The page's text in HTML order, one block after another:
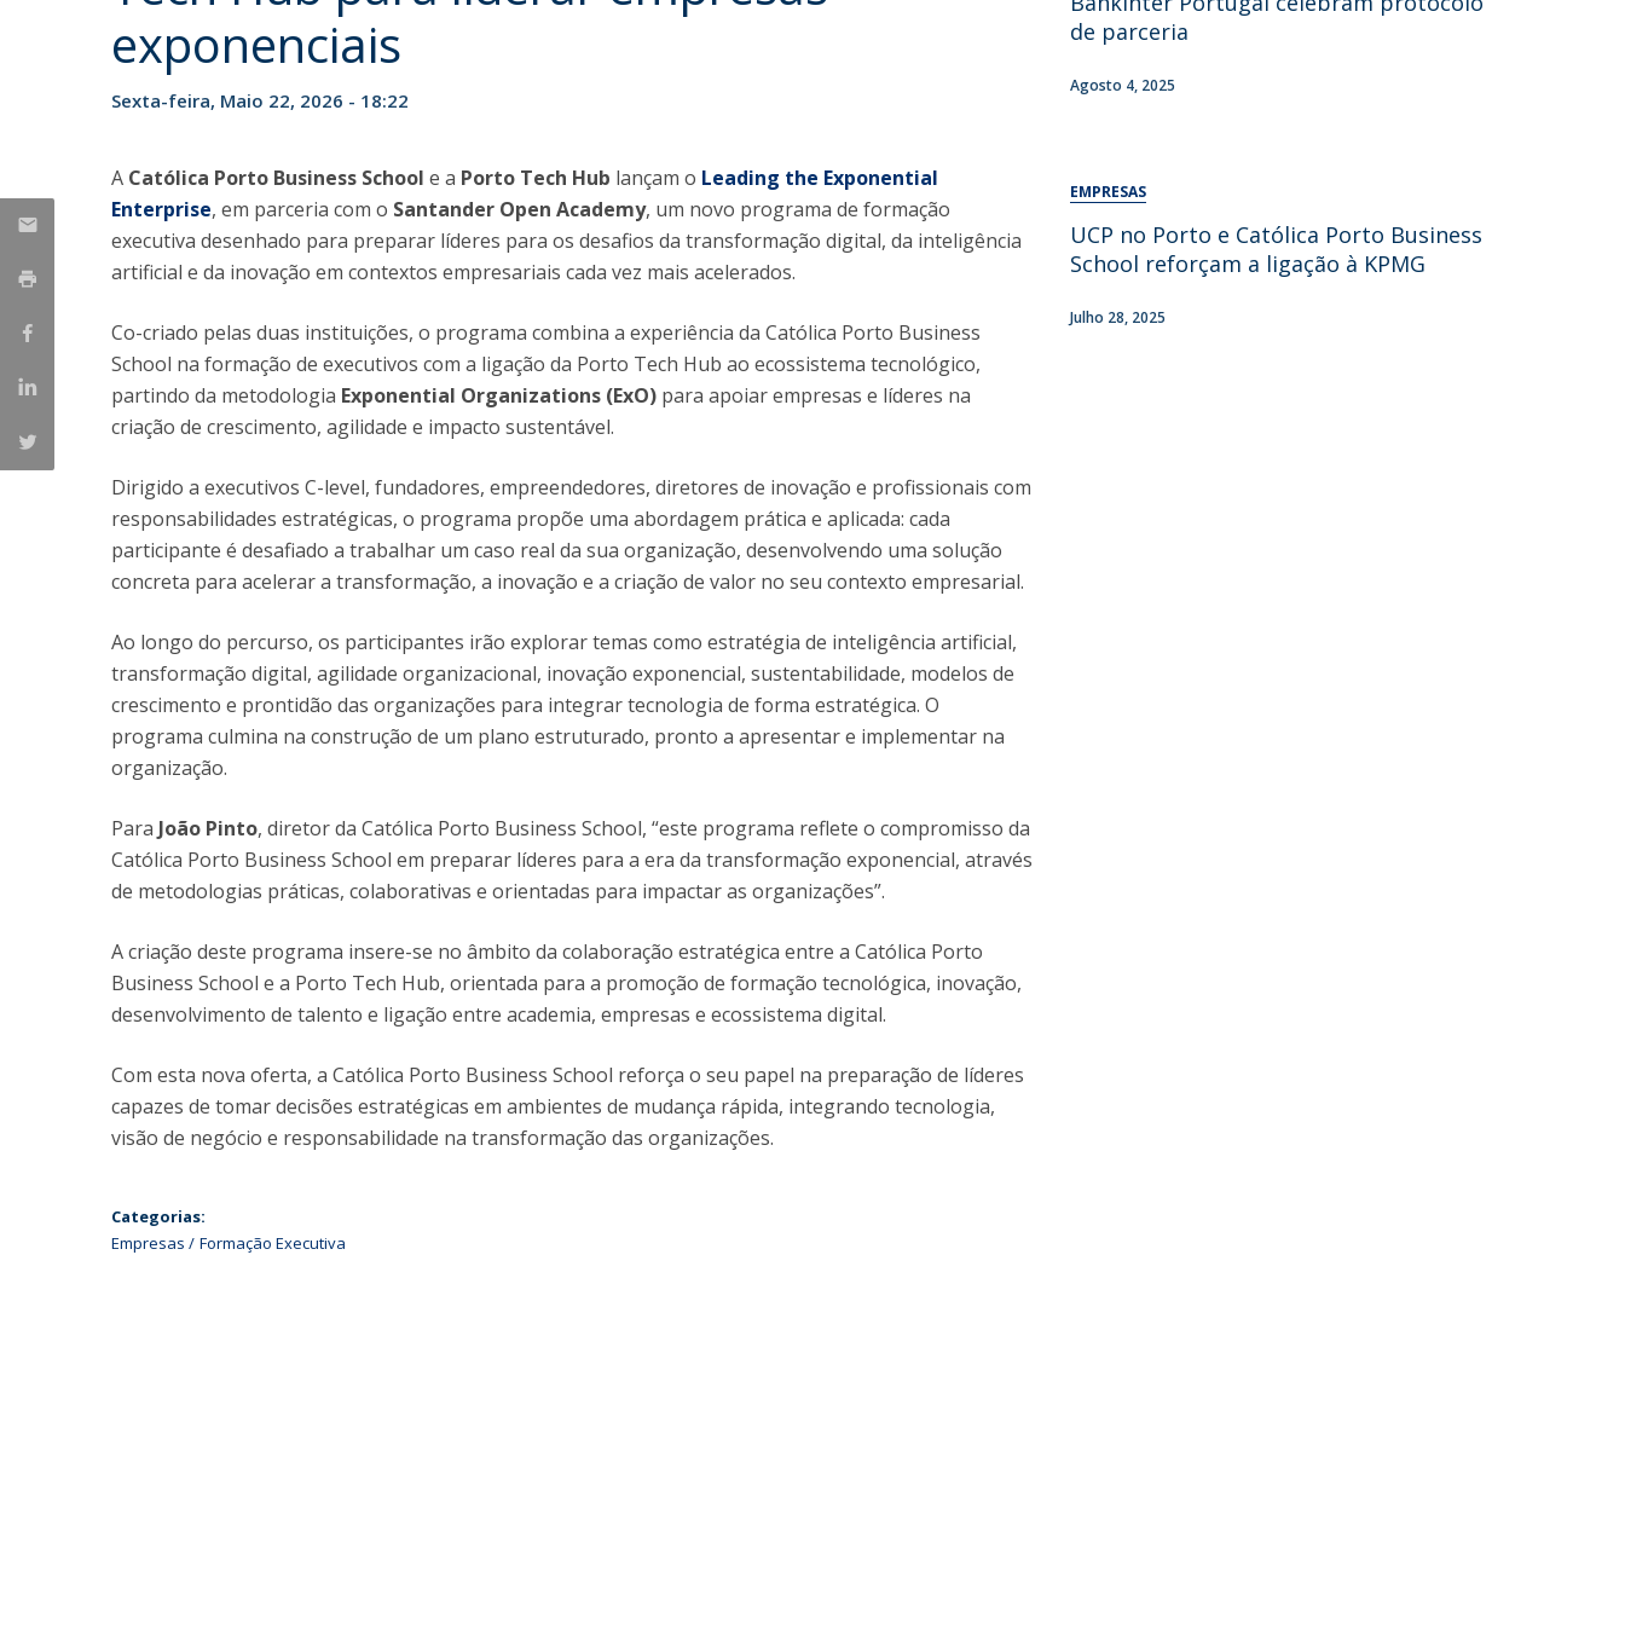
Master in Marketing
Doutoramento em Gestão
Iniciativas UCP
exponenciais
Sexta-feira, Maio 22, 2026 - 18:22
A Católica Porto Business School e a Porto Tech Hub lançam o Leading the Exponential
Enterprise, em parceria com o Santander Open Academy, um novo programa de formação
executiva desenhado para preparar líderes para os desafios da transformação digital, da inteligência
artificial e da inovação em contextos empresariais cada vez mais acelerados.
Co-criado pelas duas instituições, o programa combina a experiência da Católica Porto Business
School na formação de executivos com a ligação da Porto Tech Hub ao ecossistema tecnológico,
partindo da metodologia Exponential Organizations (ExO) para apoiar empresas e líderes na
criação de crescimento, agilidade e impacto sustentável.
Dirigido a executivos C-level, fundadores, empreendedores, diretores de inovação e profissionais com
responsabilidades estratégicas, o programa propõe uma abordagem prática e aplicada: cada
participante é desafiado a trabalhar um caso real da sua organização, desenvolvendo uma solução
concreta para acelerar a transformação, a inovação e a criação de valor no seu contexto empresarial.
Ao longo do percurso, os participantes irão explorar temas como estratégia de inteligência artificial,
transformação digital, agilidade organizacional, inovação exponencial, sustentabilidade, modelos de
crescimento e prontidão das organizações para integrar tecnologia de forma estratégica. O
programa culmina na construção de um plano estruturado, pronto a apresentar e implementar na
organização.
Para João Pinto, diretor da Católica Porto Business School, “este programa reflete o compromisso da
Católica Porto Business School em preparar líderes para a era da transformação exponencial, através
de metodologias práticas, colaborativas e orientadas para impactar as organizações”.
A criação deste programa insere-se no âmbito da colaboração estratégica entre a Católica Porto
Business School e a Porto Tech Hub, orientada para a promoção de formação tecnológica, inovação,
desenvolvimento de talento e ligação entre academia, empresas e ecossistema digital.
Com esta nova oferta, a Católica Porto Business School reforça o seu papel na preparação de líderes
capazes de tomar decisões estratégicas em ambientes de mudança rápida, integrando tecnologia,
visão de negócio e responsabilidade na transformação das organizações.
Categorias:
Empresas
Formação Executiva
de parceria
Agosto 4, 2025
EMPRESAS
UCP no Porto e Católica Porto Business
School reforçam a ligação à KPMG
Julho 28, 2025